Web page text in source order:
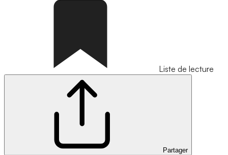
Liste de lecture
Partager